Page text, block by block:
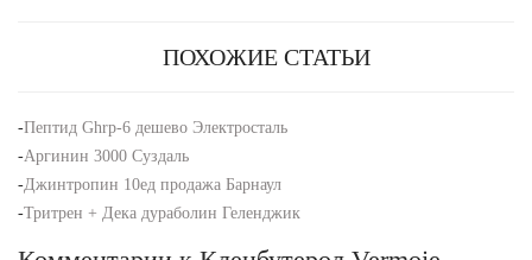
ПОХОЖИЕ СТАТЬИ
-Пептид Ghrp-6 дешево Электросталь
-Аргинин 3000 Суздаль
-Джинтропин 10ед продажа Барнаул
-Тритрен + Дека дураболин Геленджик